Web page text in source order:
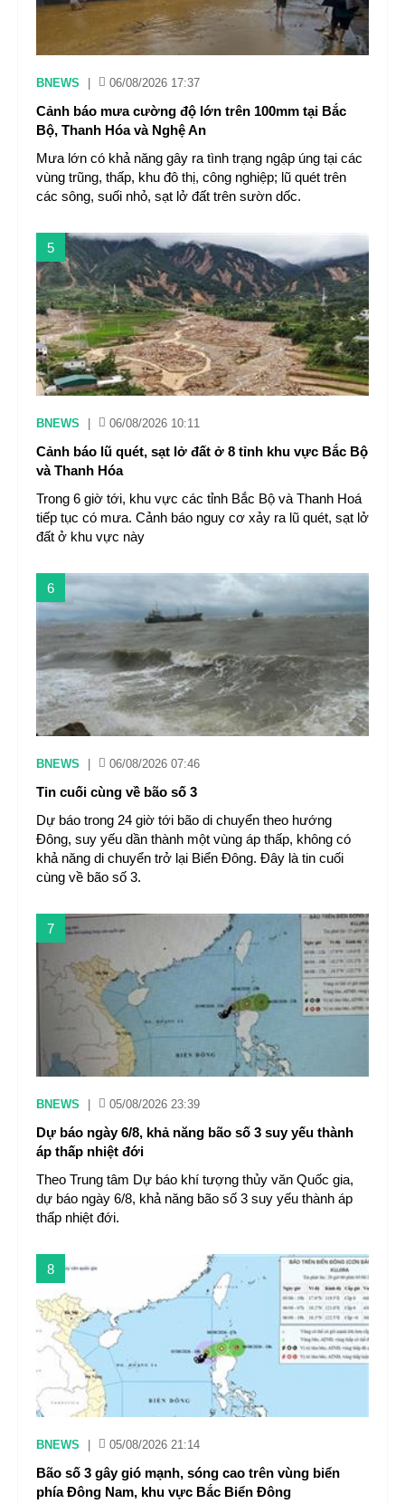
BNEWS 06/08/2026 17:37
Cảnh báo mưa cường độ lớn trên 100mm tại Bắc
Bộ, Thanh Hóa và Nghệ An
Mưa lớn có khả năng gây ra tình trạng ngập úng tại các
vùng trũng, thấp, khu đô thị, công nghiệp; lũ quét trên
các sông, suối nhỏ, sạt lở đất trên sườn dốc.
5
BNEWS 06/08/2026 10:11
Cảnh báo lũ quét, sạt lở đất ở 8 tỉnh khu vực Bắc Bộ
và Thanh Hóa
Trong 6 giờ tới, khu vực các tỉnh Bắc Bộ và Thanh Hoá
tiếp tục có mưa. Cảnh báo nguy cơ xảy ra lũ quét, sạt lở
đất ở khu vực này
6
BNEWS 06/08/2026 07:46
Tin cuối cùng về bão số 3
Dự báo trong 24 giờ tới bão di chuyển theo hướng
Đông, suy yếu dần thành một vùng áp thấp, không có
khả năng di chuyển trở lại Biển Đông. Đây là tin cuối
cùng về bão số 3.
7
BNEWS 05/08/2026 23:39
Dự báo ngày 6/8, khả năng bão số 3 suy yếu thành
áp thấp nhiệt đới
Theo Trung tâm Dự báo khí tượng thủy văn Quốc gia,
dự báo ngày 6/8, khả năng bão số 3 suy yếu thành áp
thấp nhiệt đới.
8
BNEWS 05/08/2026 21:14
Bão số 3 gây gió mạnh, sóng cao trên vùng biển
phía Đông Nam, khu vực Bắc Biển Đông